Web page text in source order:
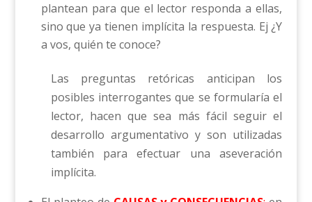
plantean para que el lec­tor responda a ellas,
sino que ya tienen implícita la respuesta. Ej ¿Y
a vos, quién te conoce?
Las preguntas retóricas anticipan los
posibles interrogantes que se formularía el
lector, hacen que sea más fácil seguir el
desarro­llo argumentativo y son utilizadas
también para efectuar una aseveración
implícita.